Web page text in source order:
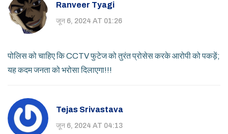
Ranveer Tyagi
जून 6, 2024 AT 01:26
पोलिस को चाहिए कि CCTV फुटेज को तुरंत प्रोसेस करके आरोपी को पकड़ें;
यह कदम जनता को भरोसा दिलाएगा!!!
Tejas Srivastava
जून 6, 2024 AT 04:13